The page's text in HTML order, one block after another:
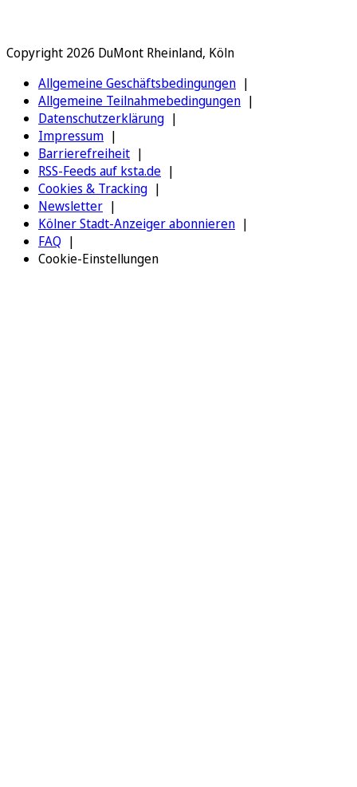
Copyright 2026 DuMont Rheinland, Köln
Allgemeine Geschäftsbedingungen
Allgemeine Teilnahmebedingungen
Datenschutzerklärung
Impressum
Barrierefreiheit
RSS-Feeds auf ksta.de
Cookies & Tracking
Newsletter
Kölner Stadt-Anzeiger abonnieren
FAQ
Cookie-Einstellungen